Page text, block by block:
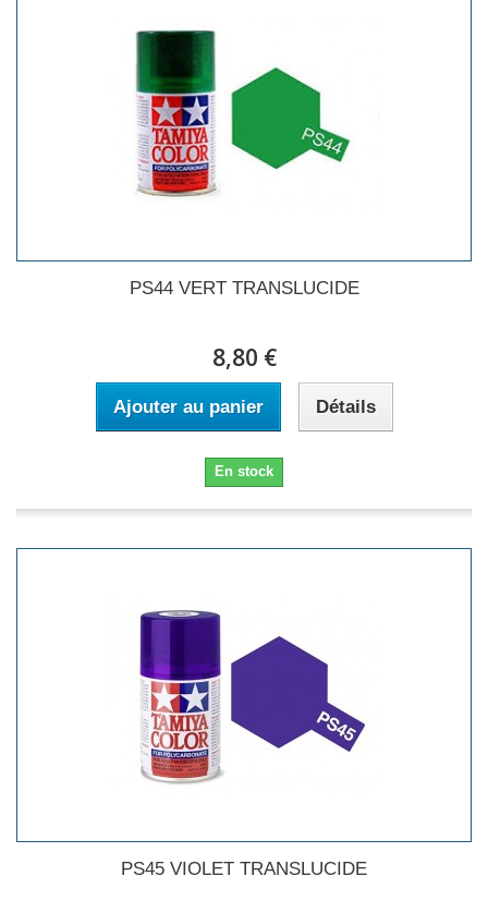
PS44 VERT TRANSLUCIDE
8,80 €
Ajouter au panier Détails
En stock
PS45 VIOLET TRANSLUCIDE